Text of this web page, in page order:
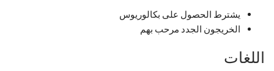
يشترط الحصول على بكالوريوس
الخريجون الجدد مرحب بهم
اللغات